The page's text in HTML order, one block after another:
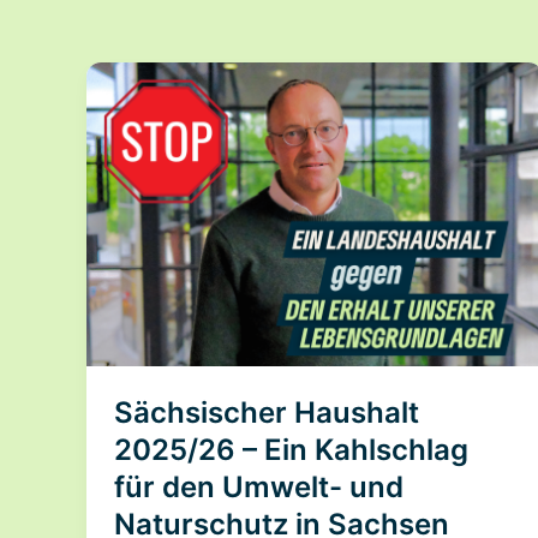
Sächsischer Haushalt
2025/26 – Ein Kahlschlag
für den Umwelt- und
Naturschutz in Sachsen